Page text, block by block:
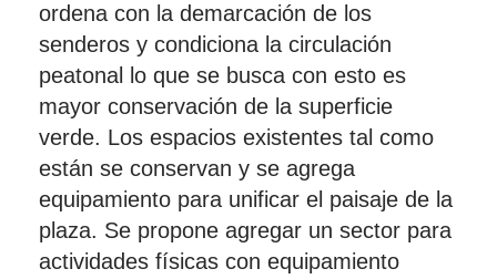
ordena con la demarcación de los
senderos y condiciona la circulación
peatonal lo que se busca con esto es
mayor conservación de la superficie
verde. Los espacios existentes tal como
están se conservan y se agrega
equipamiento para unificar el paisaje de la
plaza. Se propone agregar un sector para
actividades físicas con equipamiento